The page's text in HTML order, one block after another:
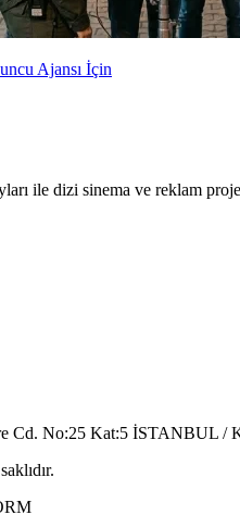
Ajansı İçin
ile dizi sinema ve reklam
Cd. No:25 Kat:5 İSTANBUL